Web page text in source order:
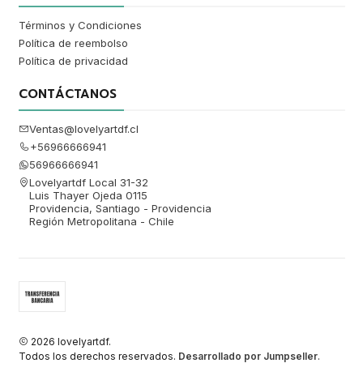
Términos y Condiciones
Política de reembolso
Política de privacidad
CONTÁCTANOS
Ventas@lovelyartdf.cl
+56966666941
56966666941
Lovelyartdf Local 31-32
Luis Thayer Ojeda 0115
Providencia, Santiago - Providencia
Región Metropolitana - Chile
2026 lovelyartdf.
Todos los derechos reservados. Desarrollado por Jumpseller.